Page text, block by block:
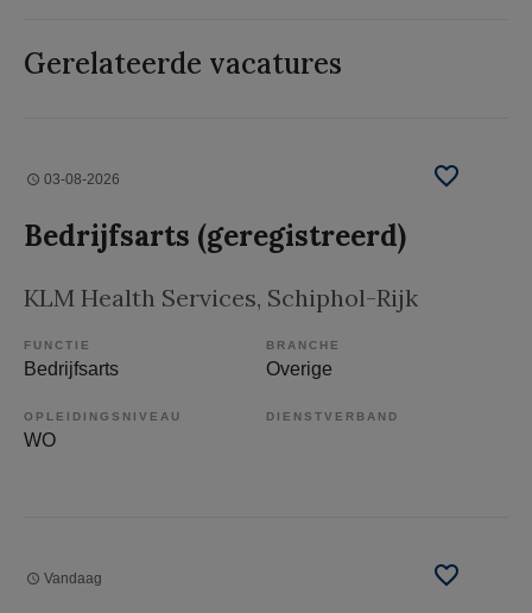
Gerelateerde vacatures
03-08-2026
Bedrijfsarts (geregistreerd)
KLM Health Services, Schiphol-Rijk
FUNCTIE
Bedrijfsarts
BRANCHE
Overige
OPLEIDINGSNIVEAU
WO
DIENSTVERBAND
Vandaag